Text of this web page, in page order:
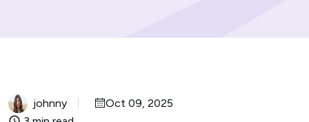
johnny
Oct 09, 2025